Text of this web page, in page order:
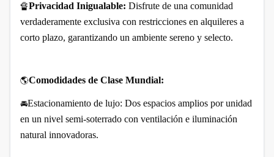
🔏Privacidad Inigualable: Disfrute de una comunidad
verdaderamente exclusiva con restricciones en alquileres a
corto plazo, garantizando un ambiente sereno y selecto.
🌎Comodidades de Clase Mundial:
🚘Estacionamiento de lujo: Dos espacios amplios por unidad
en un nivel semi-soterrado con ventilación e iluminación
natural innovadoras.